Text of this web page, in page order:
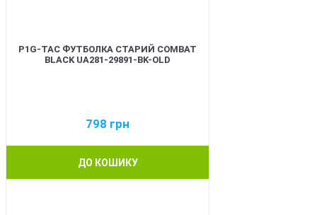
P1G-TAC ФУТБОЛКА СТАРИЙ COMBAT
BLACK UA281-29891-BK-OLD
798 грн
ДО КОШИКУ